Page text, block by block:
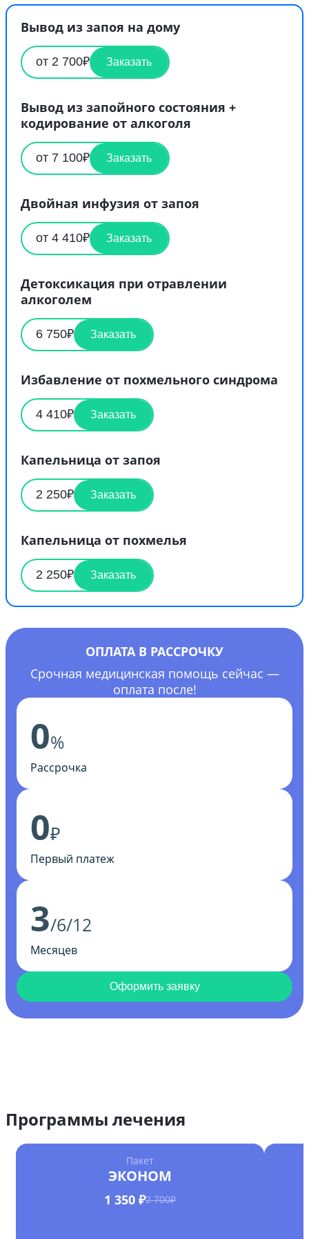
Вывод из запоя на дому
от 2 700₽ Заказать
Вывод из запойного состояния +
кодирование от алкоголя
от 7 100₽ Заказать
Двойная инфузия от запоя
от 4 410₽ Заказать
Детоксикация при отравлении
алкоголем
6 750₽ Заказать
Избавление от похмельного синдрома
4 410₽ Заказать
Капельница от запоя
2 250₽ Заказать
Капельница от похмелья
2 250₽ Заказать
ОПЛАТА В РАССРОЧКУ
Срочная медицинская помощь сейчас —
оплата после!
0%
Рассрочка
0₽
Первый платеж
3/6/12
Месяцев
Оформить заявку
Программы лечения
Пакет
ЭКОНОМ
1 350 ₽2 700₽